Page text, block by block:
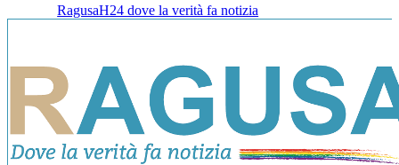
RagusaH24 dove la verità fa notizia